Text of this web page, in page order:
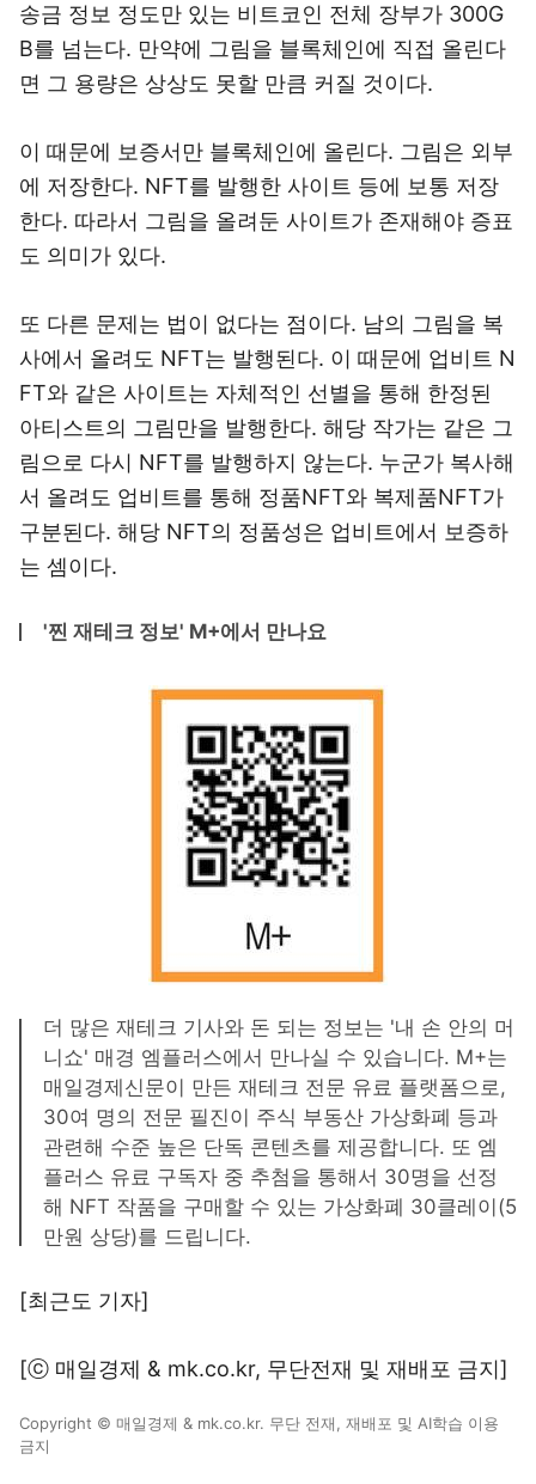
송금 정보 정도만 있는 비트코인 전체 장부가 300G
B를 넘는다. 만약에 그림을 블록체인에 직접 올린다
면 그 용량은 상상도 못할 만큼 커질 것이다.
이 때문에 보증서만 블록체인에 올린다. 그림은 외부
에 저장한다. NFT를 발행한 사이트 등에 보통 저장
한다. 따라서 그림을 올려둔 사이트가 존재해야 증표
도 의미가 있다.
또 다른 문제는 법이 없다는 점이다. 남의 그림을 복
사에서 올려도 NFT는 발행된다. 이 때문에 업비트 N
FT와 같은 사이트는 자체적인 선별을 통해 한정된
아티스트의 그림만을 발행한다. 해당 작가는 같은 그
림으로 다시 NFT를 발행하지 않는다. 누군가 복사해
서 올려도 업비트를 통해 정품NFT와 복제품NFT가
구분된다. 해당 NFT의 정품성은 업비트에서 보증하
는 셈이다.
'찐 재테크 정보' M+에서 만나요
더 많은 재테크 기사와 돈 되는 정보는 '내 손 안의 머
니쇼' 매경 엠플러스에서 만나실 수 있습니다. M+는
매일경제신문이 만든 재테크 전문 유료 플랫폼으로,
30여 명의 전문 필진이 주식 부동산 가상화폐 등과
관련해 수준 높은 단독 콘텐츠를 제공합니다. 또 엠
플러스 유료 구독자 중 추첨을 통해서 30명을 선정
해 NFT 작품을 구매할 수 있는 가상화폐 30클레이(5
만원 상당)를 드립니다.
[최근도 기자]
[ⓒ 매일경제 & mk.co.kr, 무단전재 및 재배포 금지]
Copyright © 매일경제 & mk.co.kr. 무단 전재, 재배포 및 AI학습 이용
금지